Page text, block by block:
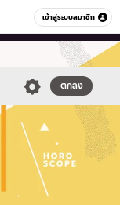
เข้าสู่ระบบสมาชิก
หมวดอื่นๆ
ตกลง